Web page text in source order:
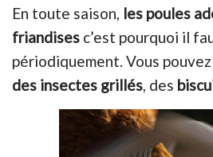
En toute saison, les poules
friandises c’est pourquoi il
périodiquement. Vous
des insectes grillés, des